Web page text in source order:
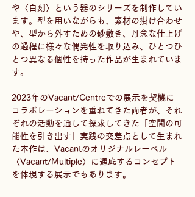
や〈白刻〉という器のシリーズを制作してい
ます。型を用いながらも、素材の掛け合わせ
や、型から外すための砂敷き、丹念な仕上げ
の過程に様々な偶発性を取り込み、ひとつひ
とつ異なる個性を持った作品が生まれていま
す。
2023年のVacant/Centreでの展示を契機に
コラボレーションを重ねてきた両者が、それ
ぞれの活動を通して探求してきた「空間の可
能性を引き出す」実践の交差点として生まれ
た本作は、Vacantのオリジナルレーベル
〈Vacant/Multiple〉に通底するコンセプト
を体現する展示でもあります。